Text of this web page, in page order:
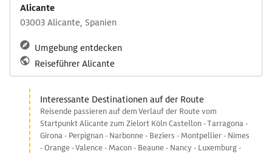
Alicante
03003 Alicante, Spanien
Umgebung entdecken
Reiseführer Alicante
Interessante Destinationen auf der Route
Reisende passieren auf dem Verlauf der Route vom
Startpunkt Alicante zum Zielort Köln Castellon - Tarragona -
Girona - Perpignan - Narbonne - Beziers - Montpellier - Nimes
- Orange - Valence - Macon - Beaune - Nancy - Luxemburg -